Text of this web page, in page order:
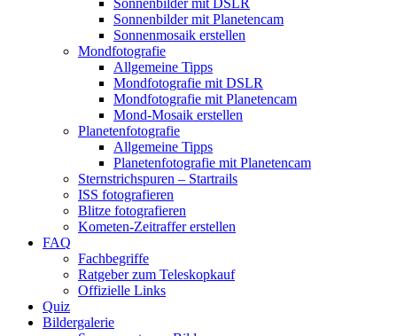
Sonnenbilder mit Planetencam
Sonnenmosaik erstellen
Mondfotografie
Allgemeine Tipps
Mondfotografie mit DSLR
Mondfotografie mit Planetencam
Mond-Mosaik erstellen
Planetenfotografie
Allgemeine Tipps
Planetenfotografie mit Planetencam
Sternstrichspuren – Startrails
ISS fotografieren
Blitze fotografieren
Kometen-Zeitraffer erstellen
FAQ
Fachbegriffe
Ratgeber zum Teleskopkauf
Offizielle Links
Quiz
Bildergalerie